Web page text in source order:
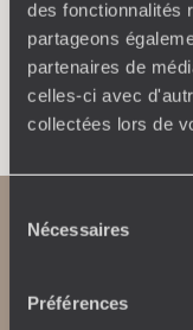
des fonctionnalités
partageons
partenaires de
celles-ci avec
collectées lors de
Nécessaires
Préférences